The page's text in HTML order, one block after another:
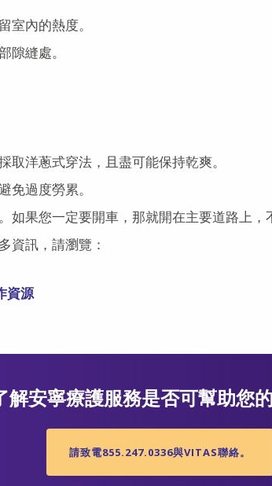
室內的熱度。
隙縫處。
取洋蔥式穿法，且盡可能保持乾爽。
免過度勞累。
如果您一定要開車，那就開在主要道路上，
資訊，請瀏覽：
資源
解安寧療護服務是否可幫助您的
請致電855.247.0336與VITAS聯絡。